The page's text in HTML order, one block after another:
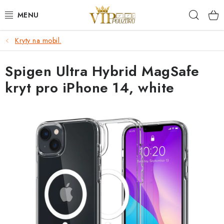
na
KRYTY NA MOBIL.
OCHRANA DISPLEJE - SKLO A FÓLIE
KABELY A NABÍJEČKY
SLUCHÁTKA
DRŽÁKY A STOJÁNKY
BRAŠNY NA NOTEBOOKY
Kryty na mobil.
Spigen Ultra Hybrid MagSafe
kryt pro iPhone 14, white